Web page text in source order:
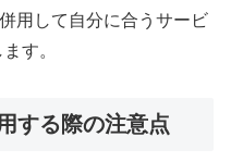
用して自分に合うサービ
す。
する際の注意点